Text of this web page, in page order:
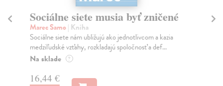
Sociálne siete musia byť zničené
Marec Samo| Kniha
Sociálne siete nám ubližujú ako jednotlivcom a kazia
medziľudské vzťahy, rozkladajú spoločnosť a def...
Na sklade ?
16,44 €